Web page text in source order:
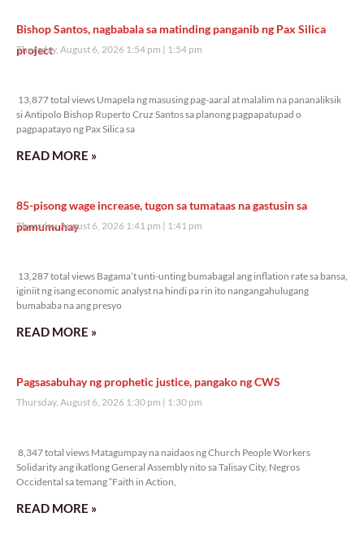
Bishop Santos, nagbabala sa matinding panganib ng Pax Silica
project
Thursday, August 6, 2026 1:54 pm 1:54 pm
13,877 total views Umapela ng masusing pag-aaral at malalim na pananaliksik
si Antipolo Bishop Ruperto Cruz Santos sa planong pagpapatupad o
pagpapatayo ng Pax Silica sa
READ MORE »
85-pisong wage increase, tugon sa tumataas na gastusin sa
pamumuhay
Thursday, August 6, 2026 1:41 pm 1:41 pm
13,287 total views Bagama’t unti-unting bumabagal ang inflation rate sa bansa,
iginiit ng isang economic analyst na hindi pa rin ito nangangahulugang
bumababa na ang presyo
READ MORE »
Pagsasabuhay ng prophetic justice, pangako ng CWS
Thursday, August 6, 2026 1:30 pm 1:30 pm
8,347 total views Matagumpay na naidaos ng Church People Workers
Solidarity ang ikatlong General Assembly nito sa Talisay City, Negros
Occidental sa temang “Faith in Action,
READ MORE »